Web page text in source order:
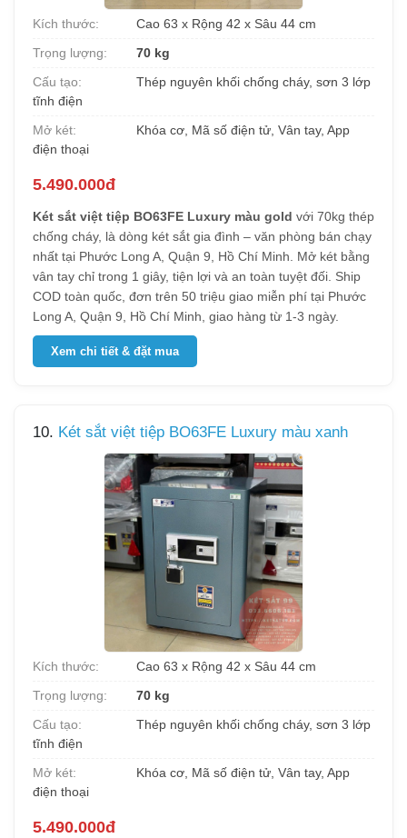
Kích thước:
Cao 63 x Rộng 42 x Sâu 44 cm
Trọng lượng:
70 kg
Cấu tạo:
Thép nguyên khối chống cháy, sơn 3 lớp
tĩnh điện
Mở két:
Khóa cơ, Mã số điện tử, Vân tay, App
điện thoại
5.490.000đ
Két sắt việt tiệp BO63FE Luxury màu gold với 70kg thép
chống cháy, là dòng két sắt gia đình – văn phòng bán chạy
nhất tại Phước Long A, Quận 9, Hồ Chí Minh. Mở két bằng
vân tay chỉ trong 1 giây, tiện lợi và an toàn tuyệt đối. Ship
COD toàn quốc, đơn trên 50 triệu giao miễn phí tại Phước
Long A, Quận 9, Hồ Chí Minh, giao hàng từ 1-3 ngày.
Xem chi tiết & đặt mua
10. Két sắt việt tiệp BO63FE Luxury màu xanh
Kích thước:
Cao 63 x Rộng 42 x Sâu 44 cm
Trọng lượng:
70 kg
Cấu tạo:
Thép nguyên khối chống cháy, sơn 3 lớp
tĩnh điện
Mở két:
Khóa cơ, Mã số điện tử, Vân tay, App
điện thoại
5.490.000đ